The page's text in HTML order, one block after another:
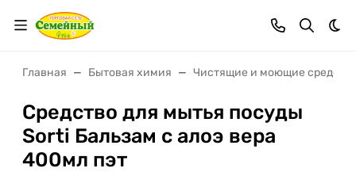
Главная Бытовая химия Чистящие и моющие
Средство для мытья посуды
Sorti Бальзам с алоэ вера
400мл пэт